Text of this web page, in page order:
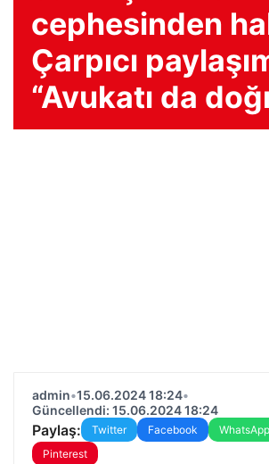
cephesinden
Çarpıcı
“Avukatı da
admin•15.06.2024 18:24•
Güncellendi: 15.06.2024 18:24
Paylaş: Twitter Facebook WhatsApp
Pinterest